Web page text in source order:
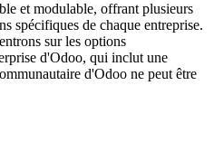
et modulable, offrant plusieurs
spécifiques de chaque entreprise.
sur les options
d'Odoo, qui inclut une
d'Odoo ne peut être